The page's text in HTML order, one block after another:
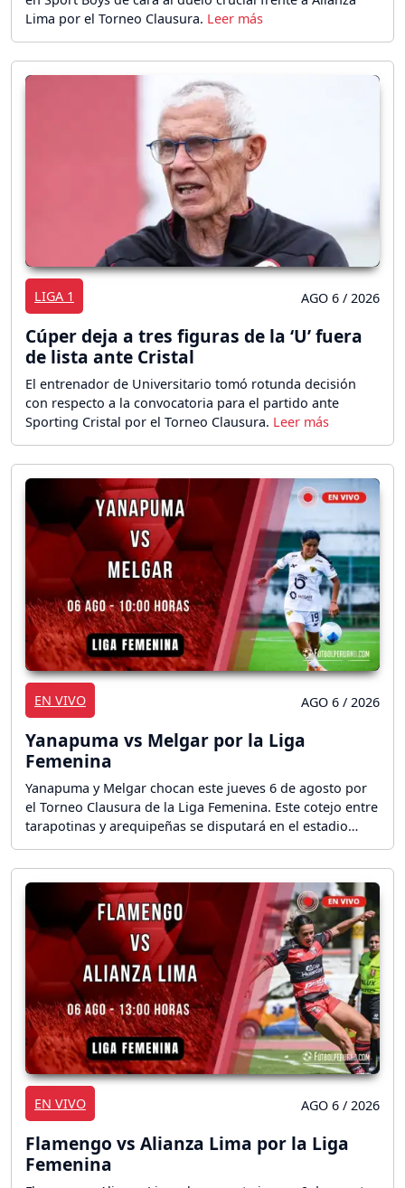
Lima por el Torneo Clausura.
LIGA 1 AGO 6 / 2026
Cúper deja a tres figuras de la ‘U’ fuera
de lista ante Cristal
El entrenador de Universitario tomó rotunda decisión
con respecto a la convocatoria para el partido ante
Sporting Cristal por el Torneo Clausura.
EN VIVO AGO 6 / 2026
Yanapuma vs Melgar por la Liga
Femenina
Yanapuma y Melgar chocan este jueves 6 de agosto por
el Torneo Clausura de la Liga Femenina. Este cotejo entre
tarapotinas y arequipeñas se disputará en el estadio
Carlos Vidaurre de Tarapoto desde las 10:00 horas (15:00
horas GMT). ¡Sigue el partido en vivo!
EN VIVO AGO 6 / 2026
Flamengo vs Alianza Lima por la Liga
Femenina